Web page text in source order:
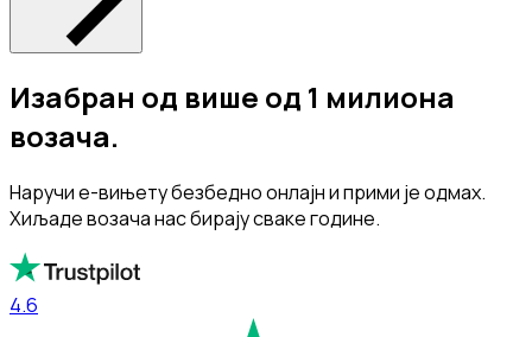
Изабран од више од 1 милиона
возача.
Наручи е-вињету безбедно онлајн и прими је одмах.
Хиљаде возача нас бирају сваке године.
4.6